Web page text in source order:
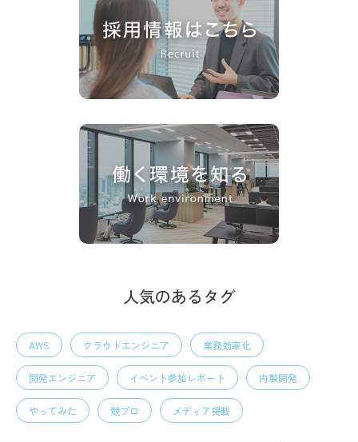
人気のあるタグ
AWS クラウドエンジニア 業務効率化
開発エンジニア イベント参加レポート 内製開発
やってみた 競プロ メディア掲載